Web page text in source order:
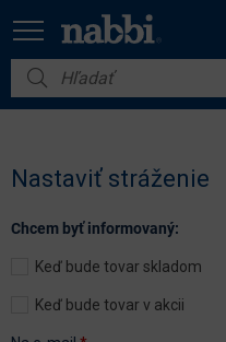
Nábytok
Dom a záhrada
Akcie
Nastaviť stráženie
Chcem byť informovaný:
Keď bude tovar skladom
Keď bude tovar v akcii